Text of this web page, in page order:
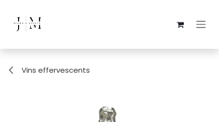
Vins effervescents